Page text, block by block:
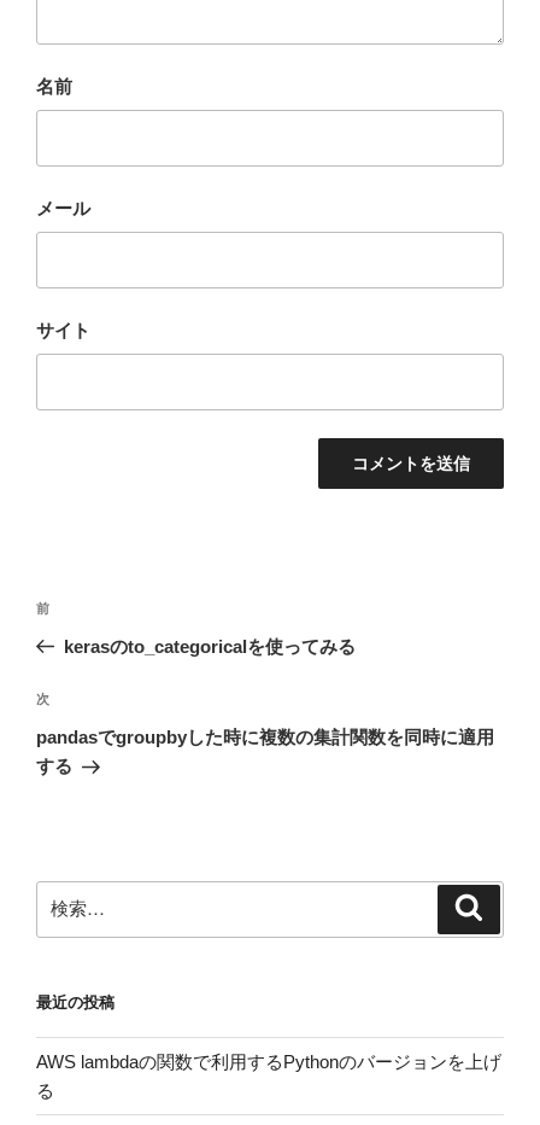
名前
メール
サイト
投
ビ
ゲ
ー
前
の
稿
前
kerasのto_categoricalを使ってみる
次
の
投
次
pandasでgroupbyした時に複数の集計関数を同時に適用
する
索:
最近の投稿
AWS lambdaの関数で利用するPythonのバージョンを上げ
る